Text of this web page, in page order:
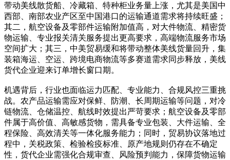
带动美线散货船、冷藏箱、特种柜业务量上涨，尤其是美国中
西部、南部农业产区至中国港口的运输通道需求将持续旺盛；
其二，航空设备及零部件运输附加值高，对大件物流、精密货
物运输、专业报关清关服务提出更高要求，高端物流服务市场
空间扩大；其三，中美贸易缓和将带动整体美线货量回升，集
装箱海运、空运、跨境电商物流等多赛道需求同步释放，美线
货代企业迎来订单增长窗口期。
机遇背后，行业也面临运力匹配、专业能力、合规风控三重挑
战。农产品运输需应对保鲜、防潮、长周期运输等问题，对冷
链物流、仓储温控、航线时效提出严苛要求；航空设备及零部
件属于高价值、高敏感货物，需具备专业包装、大件运输、全
程保险、高效清关等一体化服务能力；同时，贸易协议落地过
程中，关税政策、检验检疫标准、原产地规则仍存在不确定
性，货代企业需强化合规审查、风险预判能力，保障货物运输